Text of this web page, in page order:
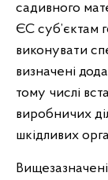
садивного
ЄС суб’єктам
виконувати
визначені
тому числі
виробничих
шкідливих